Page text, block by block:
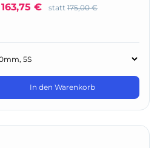
163,75 € statt 175,00 €
In den Warenkorb